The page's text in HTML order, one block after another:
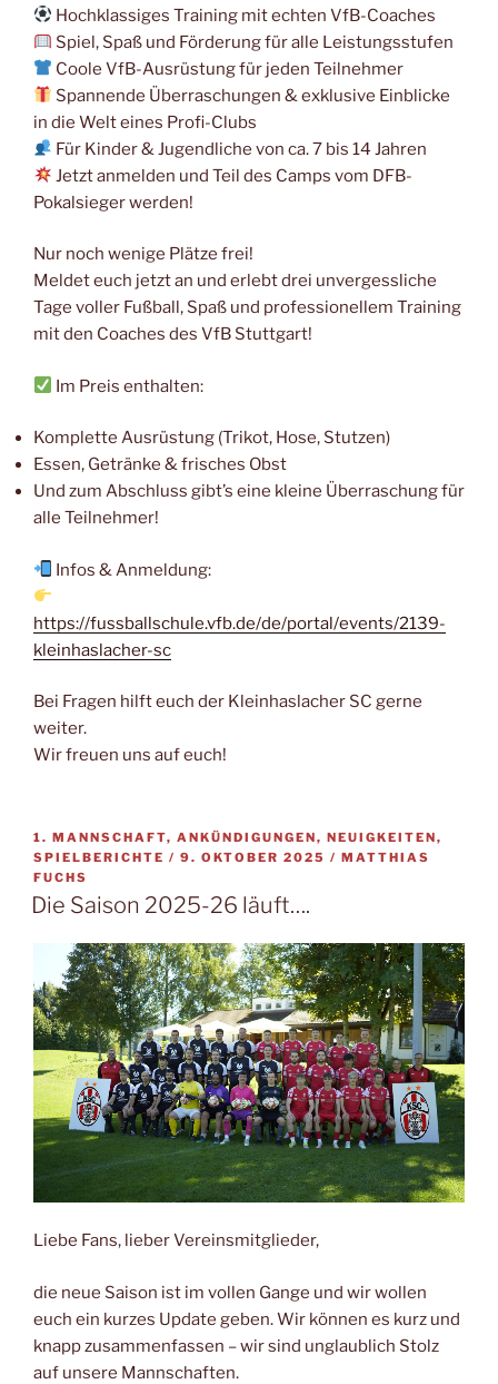
Hochklassiges Training mit echten VfB-Coaches
Spiel, Spaß und Förderung für alle Leistungsstufen
Coole VfB-Ausrüstung für jeden Teilnehmer
Spannende Überraschungen & exklusive Einblicke
in die Welt eines Profi-Clubs
Für Kinder & Jugendliche von ca. 7 bis 14 Jahren
Jetzt anmelden und Teil des Camps vom DFB-
Pokalsieger werden!
Nur noch wenige Plätze frei!
Meldet euch jetzt an und erlebt drei unvergessliche
Tage voller Fußball, Spaß und professionellem Training
mit den Coaches des VfB Stuttgart!
Im Preis enthalten:
Komplette Ausrüstung (Trikot, Hose, Stutzen)
Essen, Getränke & frisches Obst
Und zum Abschluss gibt’s eine kleine Überraschung für
alle Teilnehmer!
Infos & Anmeldung:
https://fussballschule.vfb.de/de/portal/events/2139-
kleinhaslacher-sc
Bei Fragen hilft euch der Kleinhaslacher SC gerne
weiter.
Wir freuen uns auf euch!
1. MANNSCHAFT, ANKÜNDIGUNGEN, NEUIGKEITEN,
SPIELBERICHTE / VERÖFFENTLICHT
9. OKTOBER 2025 / MATTHIAS
FUCHS
Die Saison 2025-26 läuft….
Liebe Fans, lieber Vereinsmitglieder,
die neue Saison ist im vollen Gange und wir wollen
euch ein kurzes Update geben. Wir können es kurz und
knapp zusammenfassen – wir sind unglaublich Stolz
auf unsere Mannschaften.